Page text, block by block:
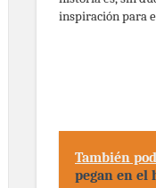
inspiración para
También
pegan en el